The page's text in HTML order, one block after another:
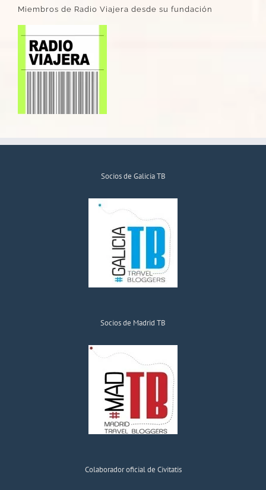
Miembros de Radio Viajera desde su fundación
Socios de Galicia TB
Socios de Madrid TB
Colaborador oficial de Civitatis